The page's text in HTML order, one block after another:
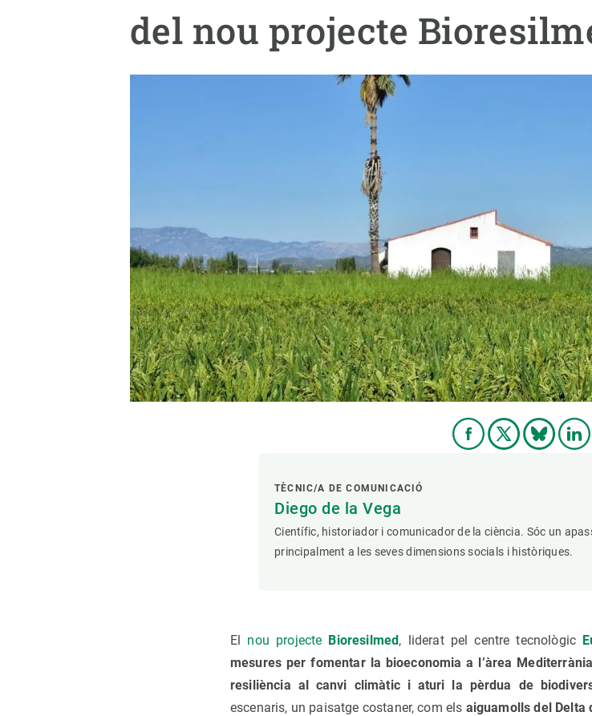
del nou projecte
TÈCNIC/A DE COMUNICACIÓ
Diego de la Vega
Científic, historiador i comunicador de la ciència. Sóc un
principalment a les seves dimensions socials i històriques.
El nou projecte Bioresilmed, liderat pel centre tecnològic
mesures per fomentar la bioeconomia a l’àrea
resiliència al canvi climàtic i aturi la pèrdua de
escenaris, un paisatge costaner, com els aiguamolls del Delta
Infraestructures Temes transversals
Publicacions
Synthesis Actions
Vine de